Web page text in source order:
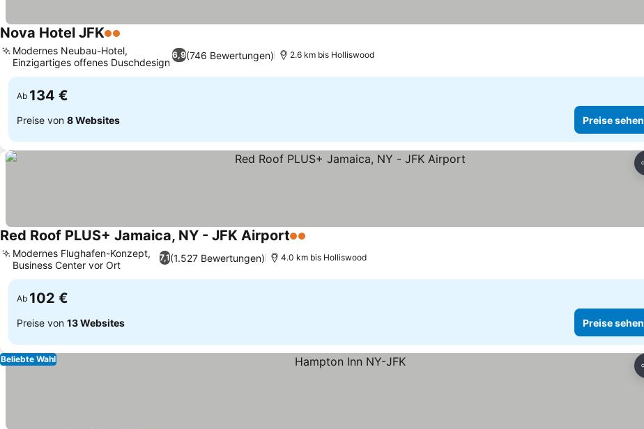
Nova Hotel JFK2 Sterne
6,9(746 Bewertungen)
Modernes Neubau-Hotel,
Einzigartiges offenes Duschdesign
2.6 km bis Holliswood
Ab 134 €
Preise von 8 Websites Preise sehen
Red Roof PLUS+ Jamaica, NY - JFK Airport2 Sterne
7,1(1.527 Bewertungen)
Modernes Flughafen-Konzept,
Business Center vor Ort
4.0 km bis Holliswood
Ab 102 €
Preise von 13 Websites Preise sehen
Beliebte Wahl